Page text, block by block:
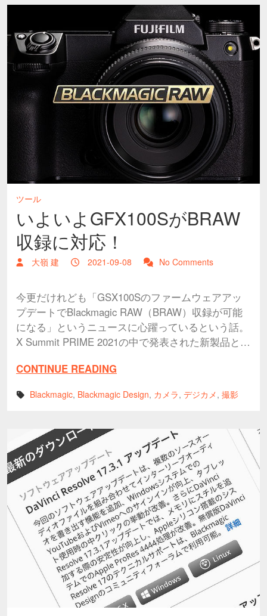
ツール
いよいよGFX100SがBRAW
収録に対応！
大嶺 建 2021-09-08 No Comments
今更だけれども「GSX100Sのファームウェアアッ
プデートでBlackmagic RAW（BRAW）収録が可能
になる」というニュースに心躍っているという話。
X Summit PRIME 2021の中で発表された新製品と…
CONTINUE READING
Blackmagic, Blackmagic Design, カメラ, デジカメ, 撮影